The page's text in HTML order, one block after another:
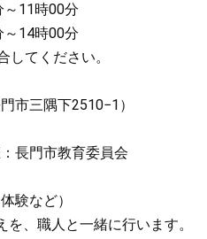
11時00分
14時00分
てください。
三隅下2510−1）
長門市教育委員会
など）
、職人と一緒に行います。